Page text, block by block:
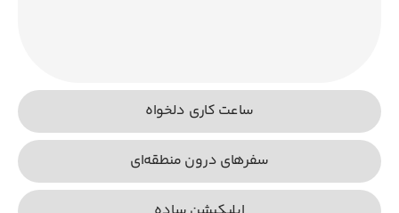
ساعت کاری دلخواه
سفرهای درون منطقه‌ای